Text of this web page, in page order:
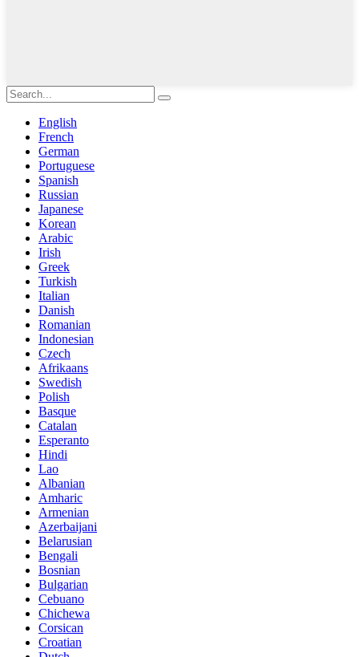
English
French
German
Portuguese
Spanish
Russian
Japanese
Korean
Arabic
Irish
Greek
Turkish
Italian
Danish
Romanian
Indonesian
Czech
Afrikaans
Swedish
Polish
Basque
Catalan
Esperanto
Hindi
Lao
Albanian
Amharic
Armenian
Azerbaijani
Belarusian
Bengali
Bosnian
Bulgarian
Cebuano
Chichewa
Corsican
Croatian